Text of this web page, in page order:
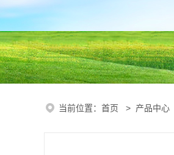
当前位置： 首页 > 产品中心